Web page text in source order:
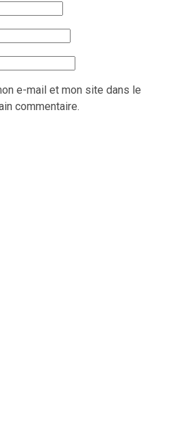
e-mail et mon site dans le
commentaire.